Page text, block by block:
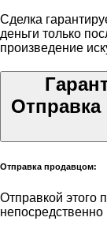
Сделка
деньги только
произведение
Отправка
Отправка продавцом:
Отправкой этого
непосредственно